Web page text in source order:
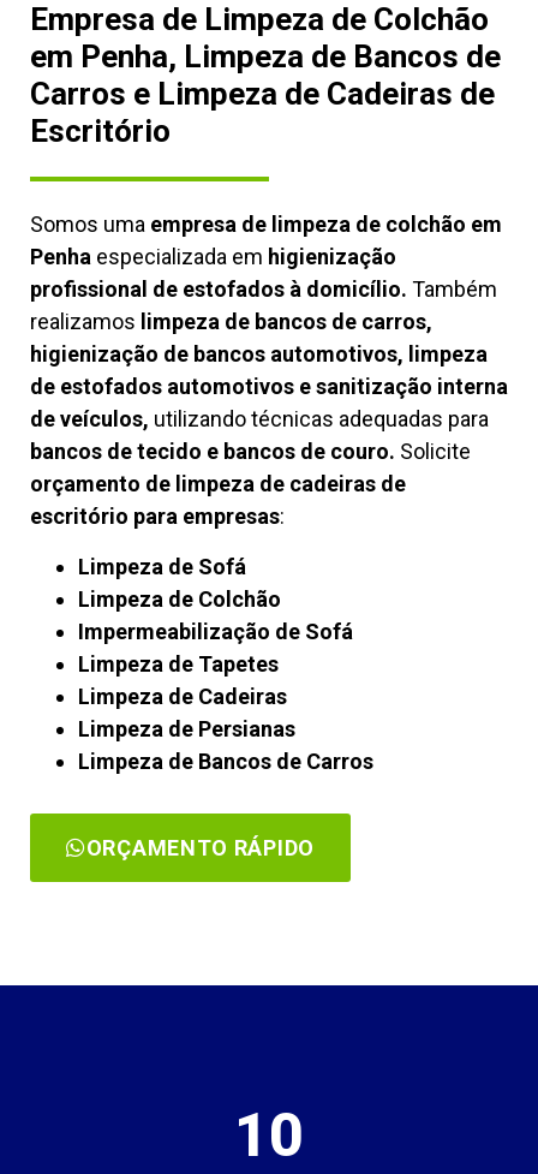
Empresa de Limpeza de Colchão
em Penha, Limpeza de Bancos de
Carros e Limpeza de Cadeiras de
Escritório
Somos uma empresa de limpeza de colchão em
Penha especializada em higienização
profissional de estofados à domicílio. Também
realizamos limpeza de bancos de carros,
higienização de bancos automotivos, limpeza
de estofados automotivos e sanitização interna
de veículos, utilizando técnicas adequadas para
bancos de tecido e bancos de couro. Solicite
orçamento de limpeza de cadeiras de
escritório para empresas:
Limpeza de Sofá
Limpeza de Colchão
Impermeabilização de Sofá
Limpeza de Tapetes
Limpeza de Cadeiras
Limpeza de Persianas
Limpeza de Bancos de Carros
ORÇAMENTO RÁPIDO
10